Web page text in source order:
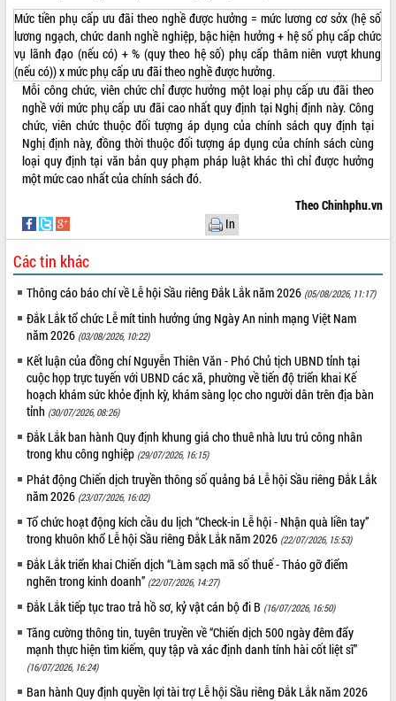
Mức tiền phụ cấp ưu đãi theo nghề được hưởng = mức lương cơ sởx (hệ số
lương ngạch, chức danh nghề nghiệp, bậc hiện hưởng + hệ số phụ cấp chức
vụ lãnh đạo (nếu có) + % (quy theo hệ số) phụ cấp thâm niên vượt khung
(nếu có)) x mức phụ cấp ưu đãi theo nghề được hưởng.
Mỗi công chức, viên chức chỉ được hưởng một loại phụ cấp ưu đãi theo
nghề với mức phụ cấp ưu đãi cao nhất quy định tại Nghị định này. Công
chức, viên chức thuộc đối tượng áp dụng của chính sách quy định tại
Nghị định này, đồng thời thuộc đối tượng áp dụng của chính sách cùng
loại quy định tại văn bản quy phạm pháp luật khác thì chỉ được hưởng
một mức cao nhất của chính sách đó.
Theo Chinhphu.vn
In
Các tin khác
Thông cáo báo chí về Lễ hội Sầu riêng Đắk Lắk năm 2026 (05/08/2026, 11:17)
Đắk Lắk tổ chức Lễ mít tinh hưởng ứng Ngày An ninh mạng Việt Nam
năm 2026 (03/08/2026, 10:22)
Kết luận của đồng chí Nguyễn Thiên Văn - Phó Chủ tịch UBND tỉnh tại
cuộc họp trực tuyến với UBND các xã, phường về tiến độ triển khai Kế
hoạch khám sức khỏe định kỳ, khám sàng lọc cho người dân trên địa bàn
tỉnh (30/07/2026, 08:26)
Đắk Lắk ban hành Quy định khung giá cho thuê nhà lưu trú công nhân
trong khu công nghiệp (29/07/2026, 16:15)
Phát động Chiến dịch truyền thông số quảng bá Lễ hội Sầu riêng Đắk Lắk
năm 2026 (23/07/2026, 16:02)
Tổ chức hoạt động kích cầu du lịch “Check-in Lễ hội - Nhận quà liền tay”
trong khuôn khổ Lễ hội Sầu riêng Đắk Lắk năm 2026 (22/07/2026, 15:53)
Đắk Lắk triển khai Chiến dịch “Làm sạch mã số thuế - Tháo gỡ điểm
nghẽn trong kinh doanh” (22/07/2026, 14:27)
Đắk Lắk tiếp tục trao trả hồ sơ, kỷ vật cán bộ đi B (16/07/2026, 16:50)
Tăng cường thông tin, tuyên truyền về “Chiến dịch 500 ngày đêm đẩy
mạnh thực hiện tìm kiếm, quy tập và xác định danh tính hài cốt liệt sĩ”
(16/07/2026, 16:24)
Ban hành Quy định quyền lợi tài trợ Lễ hội Sầu riêng Đắk Lắk năm 2026